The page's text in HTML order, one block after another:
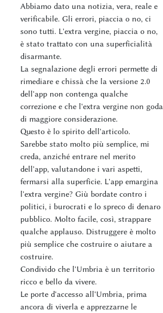
Abbiamo dato una notizia, vera, reale e
verificabile. Gli errori, piaccia o no, ci
sono tutti. L'extra vergine, piaccia o no,
è stato trattato con una superficialità
disarmante.
La segnalazione degli errori permette di
rimediare e chissà che la versione 2.0
dell'app non contenga qualche
correzione e che l'extra vergine non goda
di maggiore considerazione.
Questo è lo spirito dell'articolo.
Sarebbe stato molto più semplice, mi
creda, anziché entrare nel merito
dell'app, valutandone i vari aspetti,
fermarsi alla superficie. L'app emargina
l'extra vergine? Giù bordate contro i
politici, i burocrati e lo spreco di denaro
pubblico. Molto facile, così, strappare
qualche applauso. Distruggere è molto
più semplice che costruire o aiutare a
costruire.
Condivido che l'Umbria è un territorio
ricco e bello da vivere.
Le porte d'accesso all'Umbria, prima
ancora di viverla e apprezzarne le